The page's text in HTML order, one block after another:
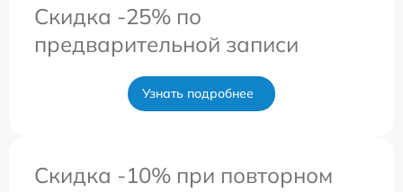
Скидка -25% по
предварительной записи
Узнать подробнее
Скидка -10% при повторном